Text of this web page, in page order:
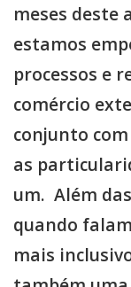
meses deste
estamos
processos e
comércio
conjunto
as
um. Além
quando
mais